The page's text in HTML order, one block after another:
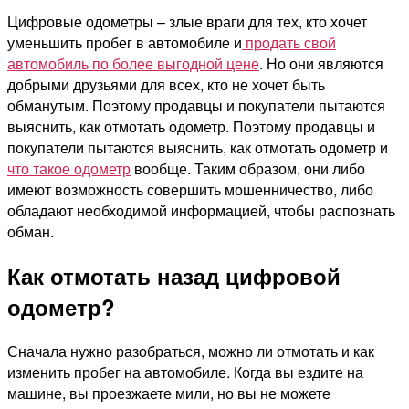
Цифровые одометры – злые враги для тех, кто хочет
уменьшить пробег в автомобиле и продать свой
автомобиль по более выгодной цене. Но они являются
добрыми друзьями для всех, кто не хочет быть
обманутым. Поэтому продавцы и покупатели пытаются
выяснить, как отмотать одометр. Поэтому продавцы и
покупатели пытаются выяснить, как отмотать одометр и
что такое одометр вообще. Таким образом, они либо
имеют возможность совершить мошенничество, либо
обладают необходимой информацией, чтобы распознать
обман.
Как отмотать назад цифровой
одометр?
Сначала нужно разобраться, можно ли отмотать и как
изменить пробег на автомобиле. Когда вы ездите на
машине, вы проезжаете мили, но вы не можете